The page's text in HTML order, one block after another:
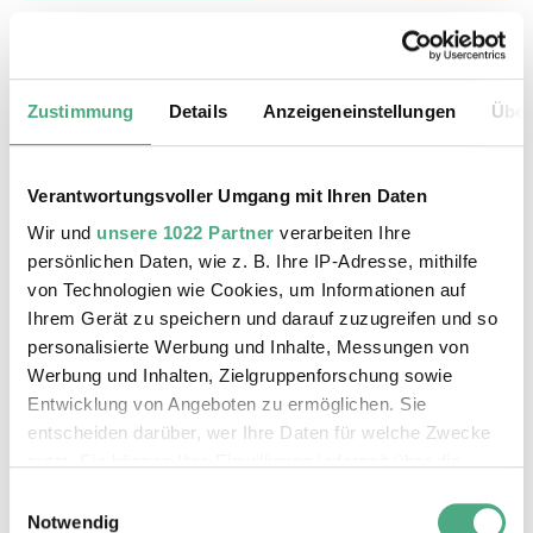
Zustimmung Details Anzeigeneinstellungen
Verantwortungsvoller Umgang mit Ihren Daten
Wir und unsere 1022 Partner verarbeiten Ihre
persönlichen Daten, wie z. B. Ihre IP-Adresse, mithilfe
von Technologien wie Cookies, um Informationen auf
Ihrem Gerät zu speichern und darauf zuzugreifen und so
personalisierte Werbung und Inhalte, Messungen von
Werbung und Inhalten, Zielgruppenforschung sowie
Entwicklung von Angeboten zu ermöglichen. Sie
entscheiden darüber, wer Ihre Daten für welche Zwecke
Trigger Symbol ändern oder widerrufen
Notwendig
ÖFFENTLICHE FÜHRUNG
Der Erzschrägaufzug der Völklinger Hütte mit
Copyright: Weltkulturerbe Völklinger Hütte | Karl
©
Das Weltkulturerbe Völklinger Hütte